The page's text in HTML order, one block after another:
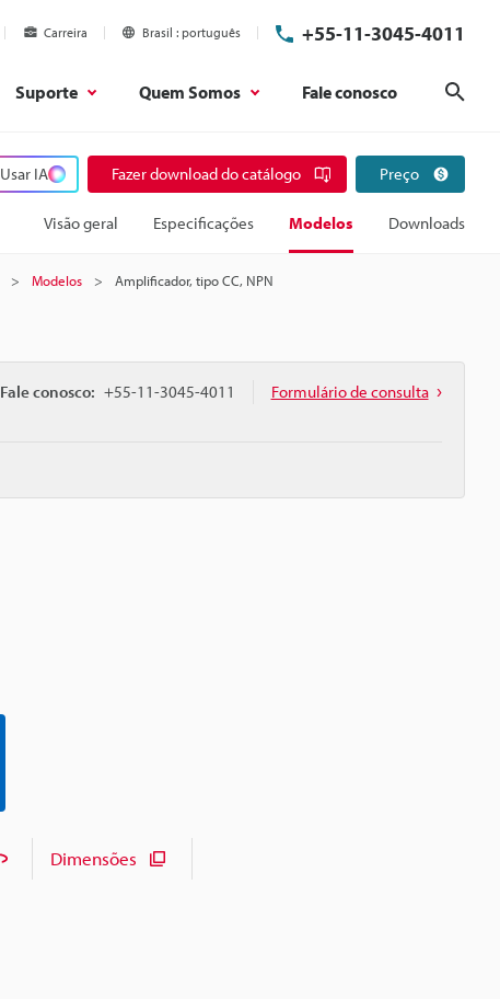
Carreira Brasil português +55-11-3045-4011
Suporte Quem Somos Fale conosco
Usar IA Fazer download do catálogo Preço
Visão geral Especificações Modelos Downloads
Modelos Amplificador, tipo CC, NPN
Fale conosco: +55-11-3045-4011 Formulário de consulta
Dimensões